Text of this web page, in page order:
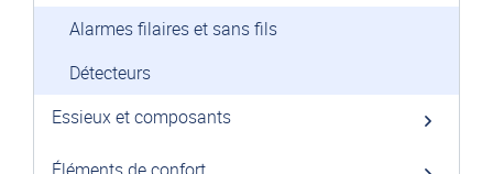
Alarmes filaires et sans fils
Détecteurs
Essieux et composants